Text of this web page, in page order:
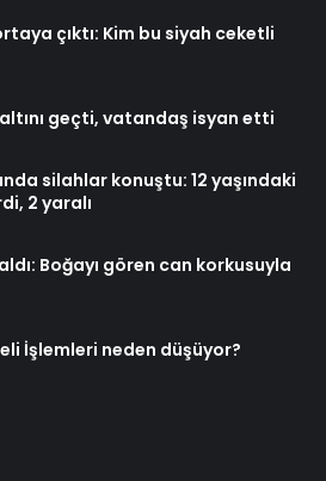
çıktı: Kim bu siyah ceketli
geçti, vatandaş isyan etti
silahlar konuştu: 12 yaşındaki
2 yaralı
Boğayı gören can korkusuyla
İşlemleri neden düşüyor?